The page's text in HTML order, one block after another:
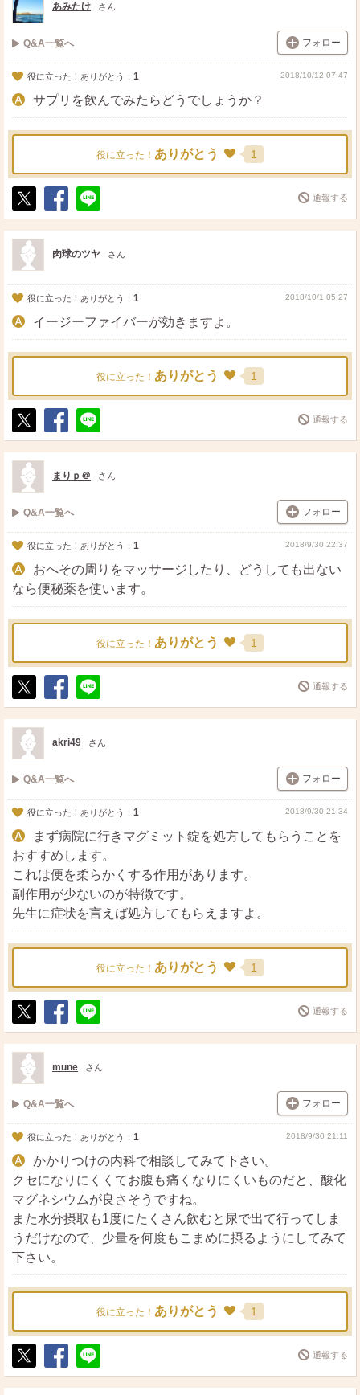
あみたけ さん
Q&A一覧へ フォロー
役に立った！ありがとう： 1 2018/10/12 07:47
サプリを飲んでみたらどうでしょうか？
役に立った！ ありがとう 1
ポ
ス
ト
シ
ェ
送
る
通報する
肉球のツヤ さん
役に立った！ありがとう： 1 2018/10/1 05:27
イージーファイバーが効きますよ。
役に立った！ ありがとう 1
ポ
ス
ト
シ
ェ
送
る
通報する
まりｐ＠ さん
Q&A一覧へ フォロー
役に立った！ありがとう： 1 2018/9/30 22:37
おへその周りをマッサージしたり、どうしても出ない
なら便秘薬を使います。
役に立った！ ありがとう 1
ポ
ス
ト
シ
ェ
送
る
通報する
akri49 さん
Q&A一覧へ フォロー
役に立った！ありがとう： 1 2018/9/30 21:34
まず病院に行きマグミット錠を処方してもらうことを
おすすめします。
これは便を柔らかくする作用があります。
副作用が少ないのが特徴です。
先生に症状を言えば処方してもらえますよ。
役に立った！ ありがとう 1
ポ
ス
ト
シ
ェ
送
る
通報する
mune さん
Q&A一覧へ フォロー
役に立った！ありがとう： 1 2018/9/30 21:11
かかりつけの内科で相談してみて下さい。
クセになりにくくてお腹も痛くなりにくいものだと、酸化
マグネシウムが良さそうですね。
また水分摂取も1度にたくさん飲むと尿で出て行ってしま
うだけなので、少量を何度もこまめに摂るようにしてみて
下さい。
役に立った！ ありがとう 1
ポ
ス
シ
ェ
送
る
通報する